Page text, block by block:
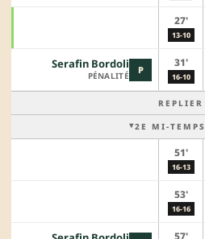
27'
13-10
P
Serafin Bordoli
PÉNALITÉ
31'
16-10
REPLIER
2E MI-TEMPS
51'
16-13
53'
16-16
57'